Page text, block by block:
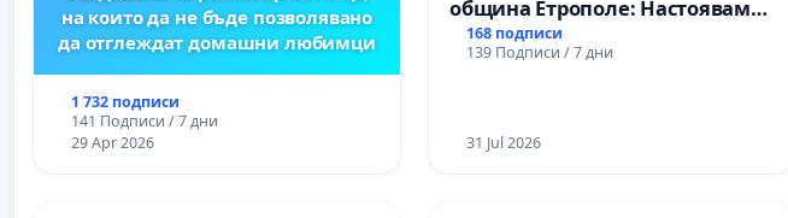
на които да не бъде позволявано
да отглеждат домашни любимци
1 732 подписи
141 Подписи / 7 дни
29 Apr 2026
община Етрополе: Настояваме
за ясни гаранции от “Елаците-
МЕД” АД и от държавата, че ще
168 подписи
139 Подписи / 7 дни
31 Jul 2026